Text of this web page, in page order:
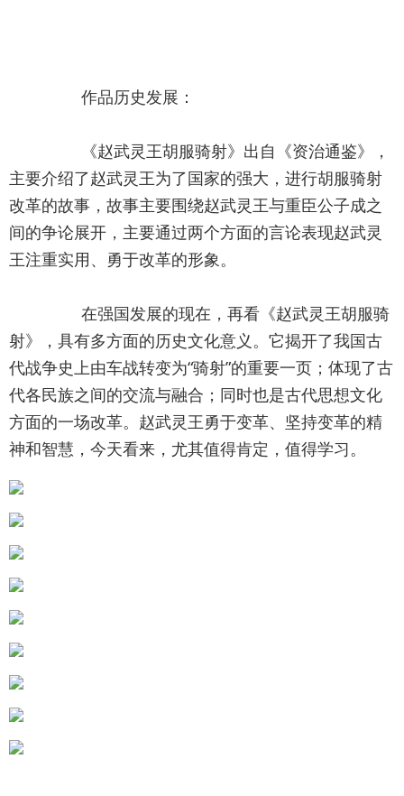
		作品历史发展：
主要介绍了赵武灵王为了国家的强大，进行胡服骑射
改革的故事，故事主要围绕赵武灵王与重臣公子成之
间的争论展开，主要通过两个方面的言论表现赵武灵
王注重实用、勇于改革的形象。
射》，具有多方面的历史文化意义。它揭开了我国古
代战争史上由车战转变为“骑射”的重要一页；体现了古
代各民族之间的交流与融合；同时也是古代思想文化
方面的一场改革。赵武灵王勇于变革、坚持变革的精
神和智慧，今天看来，尤其值得肯定，值得学习。